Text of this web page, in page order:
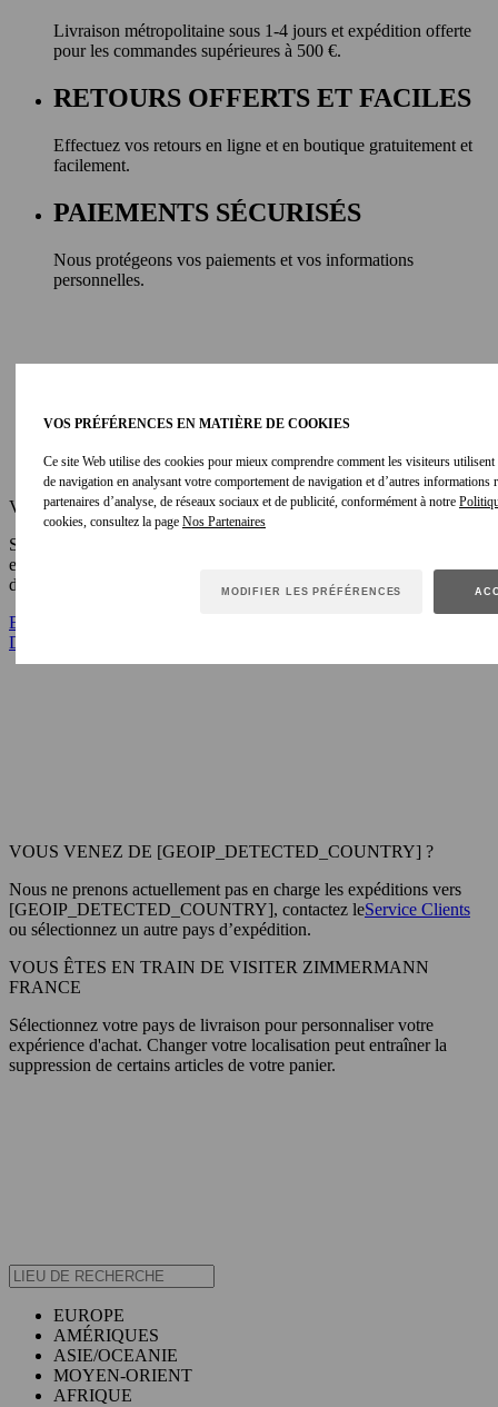
VOS PRÉFÉRENCES EN MATIÈRE DE COOKIES
Ce site Web utilise des cookies pour mieux comprendre comment les visiteurs
de navigation en analysant votre comportement de navigation et d’autres
partenaires d’analyse, de réseaux sociaux et de publicité, conformément à notre
cookies, consultez la page
MODIFIER LES PRÉFÉRENCES
Livraison métropolitaine sous 1-4 jours et expédition offerte
pour les commandes supérieures à 500 €.
RETOURS OFFERTS ET FACILES
Effectuez vos retours en ligne et en boutique gratuitement et
facilement.
PAIEMENTS SÉCURISÉS
Nous protégeons vos paiements et vos informations
personnelles.
Vous venez d'ÉTATS-UNIS ?
Souhaitez-vous expédier aux
expédition ? Changer votre localisation peut entraîner la suppression
de certains articles de votre panier.
EXPÉDIER AUX ÉTATS-UNIS
D’EXPÉDITION
VOUS VENEZ DE [GEOIP_DETECTED_COUNTRY] ?
Nous ne prenons actuellement pas en charge les expéditions vers
[GEOIP_DETECTED_COUNTRY], contactez leService Clients
ou sélectionnez un autre pays d’expédition.
VOUS ÊTES EN TRAIN DE VISITER ZIMMERMANN
FRANCE
Sélectionnez votre pays de livraison pour personnaliser votre
expérience d'achat. Changer votre localisation peut entraîner la
suppression de certains articles de votre panier.
EUROPE
AMÉRIQUES
ASIE/OCEANIE
MOYEN-ORIENT
AFRIQUE